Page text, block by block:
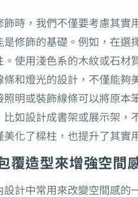
時，我們不僅要考慮其實
修飾的基礎。例如，在選
使用淺色系的木紋或石材
和燈光的設計，不僅能夠
明或裝飾線條可以將原本
如設計成書架或展示架，
化了樑柱，也提升了其實
覆造型來增強空間
計中常用來改變空間感的